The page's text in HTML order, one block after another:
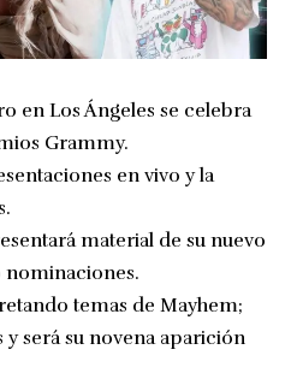
en Los Ángeles se celebra
Grammy.
en vivo y la
material de su nuevo
nominaciones.
temas de Mayhem;
será su novena aparición